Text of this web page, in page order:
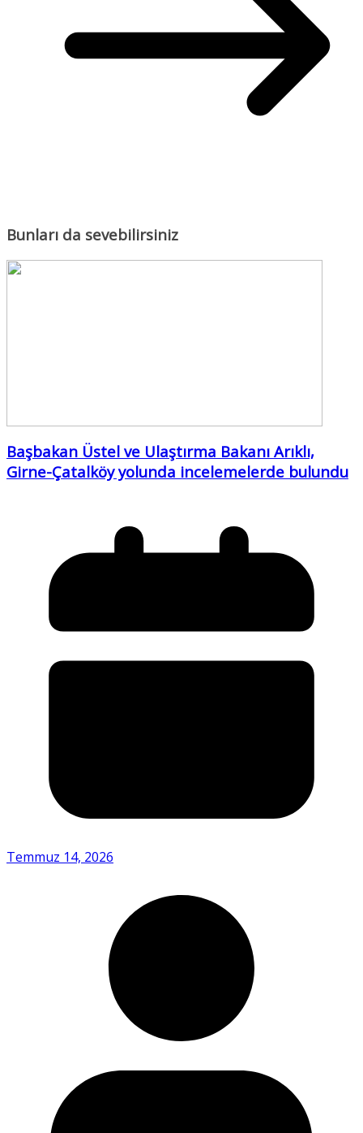
Bunları da sevebilirsiniz
Başbakan Üstel ve Ulaştırma Bakanı Arıklı,
Girne-Çatalköy yolunda incelemelerde bulundu
Temmuz 14, 2026